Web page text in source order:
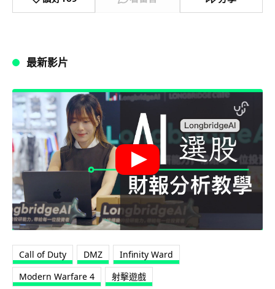
最新影片
Call of Duty DMZ
Infinity Ward
Modern Warfare 4
射擊遊戲